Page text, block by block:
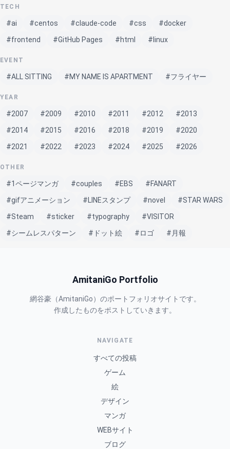
TECH
#ai #centos #claude-code #css
#docker
#frontend
#GitHub Pages #html #linux
EVENT
#ALL SITTING #MY NAME IS APARTMENT #フライヤー
YEAR
#2007 #2009 #2010 #2011 #2012
#2013
#2014
#2015 #2016 #2018 #2019
#2020
#2021
#2022 #2023 #2024 #2025 #2026
OTHER
#1ページマンガ #couples #EBS
#FANART
#gifアニメーション
#LINEスタンプ #novel
#STAR WARS
#Steam
#sticker #typography
#VISITOR
#シームレスパターン
#ドット絵 #ロゴ #月報
AmitaniGo Portfolio
網谷豪（AmitaniGo）のポートフォリオサイトです。
作成したものをポストしていきます。
NAVIGATE
すべての投稿
ゲーム
絵
デザイン
マンガ
WEBサイト
ブログ